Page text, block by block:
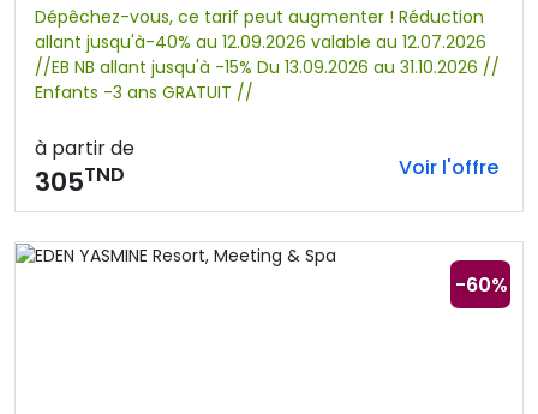
Dépêchez-vous, ce tarif peut augmenter ! Réduction
allant jusqu'à-40% au 12.09.2026 valable au 12.07.2026
//EB NB allant jusqu'à -15% Du 13.09.2026 au 31.10.2026 //
Enfants -3 ans GRATUIT //
à partir de
305TND Voir l'offre
-60%